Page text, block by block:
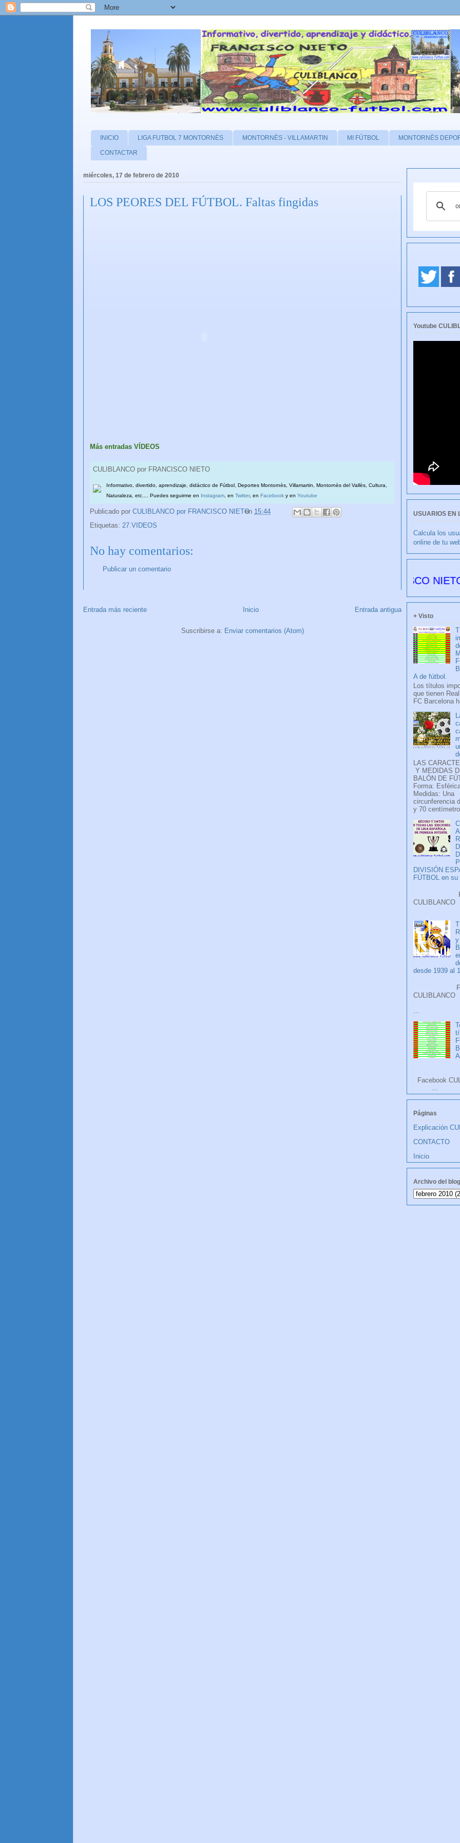
INICIO LIGA FUTBOL 7 MONTORNÈS MONTORNÈS - VILLAMARTIN MI FÚTBOL MONTORNÈS
CONTACTAR
miércoles, 17 de febrero de 2010
LOS PEORES DEL FÚTBOL. Faltas fingidas
Más entradas VÍDEOS
CULIBLANCO por FRANCISCO NIETO
Informativo, divertido, aprendizaje, didáctico de Fútbol, Deportes Montornès, Villamartin, Montornès del Vallès, Cultura,
Naturaleza, etc.... Puedes seguirme en
Instagram, en Twitter, en Facebook y en Youtube
Publicado por CULIBLANCO por FRANCISCO NIETO
en 15:44
Etiquetas: 27.VIDEOS
No hay comentarios:
Publicar un comentario
Entrada más reciente Entrada antigua
Inicio
Suscribirse a: Enviar comentarios (Atom)
Youtube
USUARIOS EN
Calcula los
online de tu
CULIBLANCO por FRANCISCO NIETO
+ Visto
A de fútbol.
Los títulos
que tienen
FC Barcelona
LAS
Y MEDIDAS
BALÓN DE
Forma:
Medidas: Una
circunferencia
y 70
DIVISIÓN
FÚTBOL en su
y
desde 1939 al
Facebook
...
Páginas
Explicación
CONTACTO
Inicio
Archivo del blog